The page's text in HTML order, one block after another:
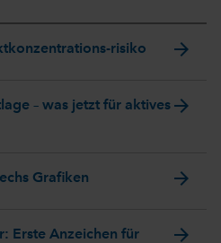
risiko arrow_forward
– was jetzt für aktivesarrow_forward
Grafiken arrow_forward
Erste Anzeichen für
arrow_forward